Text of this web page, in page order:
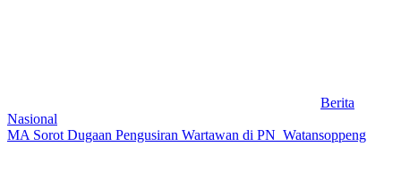
Berita
Nasional
MA Sorot Dugaan Pengusiran Wartawan di PN Watansoppeng